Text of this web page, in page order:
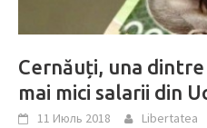
Cernăuți, una
mai mici salarii din
11 Июль 2018 Libertatea